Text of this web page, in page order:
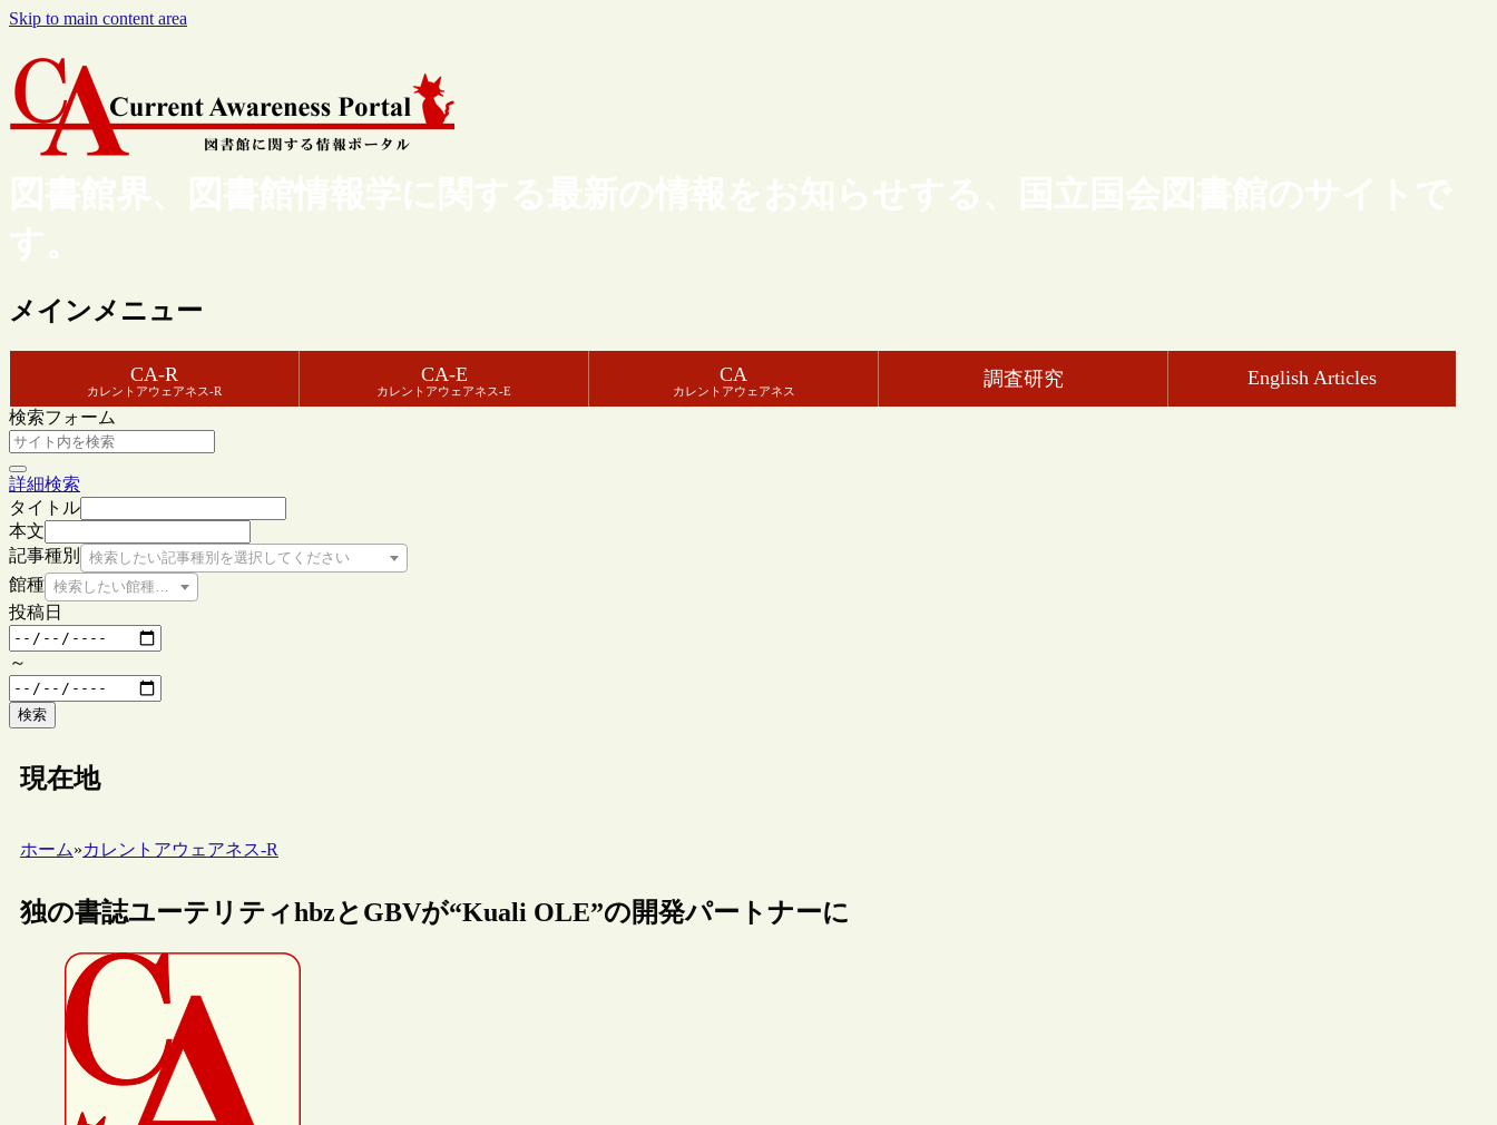
Skip to main content area
図書館界、図書館情報学に関する最新の情報をお知らせする、国立国会図書館のサイトで
す。
メインメニュー
CA-R
カレントアウェアネス-R
CA-E
カレントアウェアネス-E
CA
カレントアウェアネス
調査研究 English Articles
検索フォーム
詳細検索
タイトル
本文
記事種別
検索したい記事種別を選択してください
館種 検索したい館種を選択してください
投稿日
～
検索
現在地
ホーム»カレントアウェアネス-R
独の書誌ユーテリティhbzとGBVが“Kuali OLE”の開発パートナーに